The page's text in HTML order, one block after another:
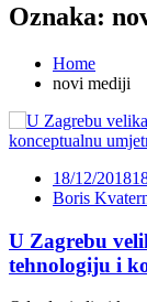
Oznaka:
Home
novi mediji
18/12/2018
Boris
U Zagrebu
tehnologiju i